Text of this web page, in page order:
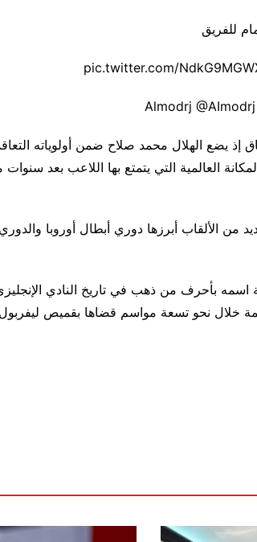
للفريق
إذ يضع الهلال محمد صلاح ضمن أولوياته
العالمية التي يتمتع بها اللاعب بعد
من الألقاب أبرزها دوري أبطال أوروبا
من 100 تمريرة حاسمة خلال نحو تسعة مواسم قضاها بقميص